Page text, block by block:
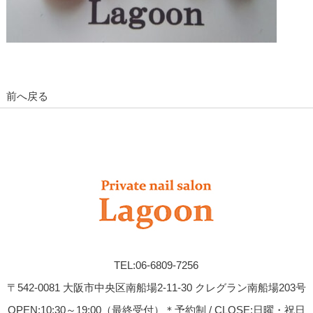
前へ戻る
TEL:06-6809-7256
〒542-0081 大阪市中央区南船場2-11-30 クレグラン南船場203号
OPEN:10:30～19:00（最終受付）＊予約制 / CLOSE:日曜・祝日